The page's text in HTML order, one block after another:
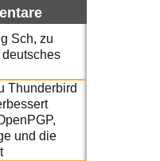
Sch, zu
Thunderbird
und die